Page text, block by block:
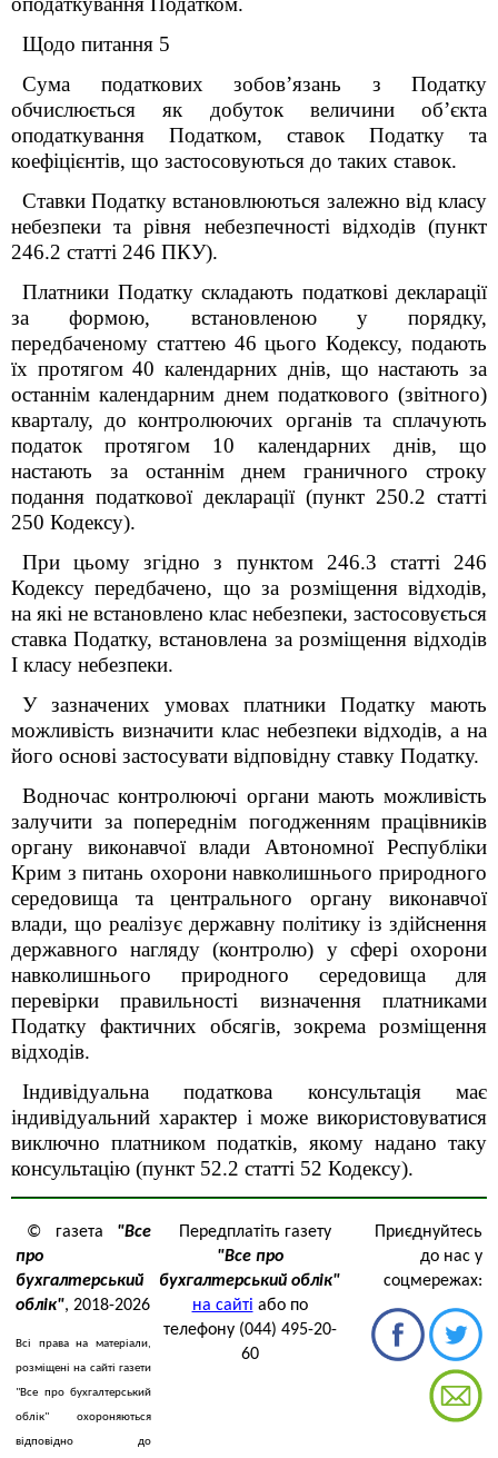
Щодо питання 5
Сума податкових зобов’язань з Податку
обчислюється як добуток величини об’єкта
оподаткування Податком, ставок Податку та
коефіцієнтів, що застосовуються до таких ставок.
Ставки Податку встановлюються залежно від класу
небезпеки та рівня небезпечності відходів (пункт
246.2 статті 246 ПКУ).
Платники Податку складають податкові декларації
за формою, встановленою у порядку,
передбаченому статтею 46 цього Кодексу, подають
їх протягом 40 календарних днів, що настають за
останнім календарним днем податкового (звітного)
кварталу, до контролюючих органів та сплачують
податок протягом 10 календарних днів, що
настають за останнім днем граничного строку
подання податкової декларації (пункт 250.2 статті
250 Кодексу).
При цьому згідно з пунктом 246.3 статті 246
Кодексу передбачено, що за розміщення відходів,
на які не встановлено клас небезпеки, застосовується
ставка Податку, встановлена за розміщення відходів
I класу небезпеки.
У зазначених умовах платники Податку мають
можливість визначити клас небезпеки відходів, а на
його основі застосувати відповідну ставку Податку.
Водночас контролюючі органи мають можливість
залучити за попереднім погодженням працівників
органу виконавчої влади Автономної Республіки
Крим з питань охорони навколишнього природного
середовища та центрального органу виконавчої
влади, що реалізує державну політику із здійснення
державного нагляду (контролю) у сфері охорони
навколишнього природного середовища для
перевірки правильності визначення платниками
Податку фактичних обсягів, зокрема розміщення
відходів.
Індивідуальна податкова консультація має
індивідуальний характер і може використовуватися
виключно платником податків, якому надано таку
консультацію (пункт 52.2 статті 52 Кодексу).
© газета "Все
про
бухгалтерський
облік", 2018-2026
Всі права на матеріали,
розміщені на сайті газети
"Все про бухгалтерський
облік" охороняються
відповідно до
Передплатіть газету
"Все про
бухгалтерський облік"
на сайті або по
телефону (044) 495-20-
60
Приєднуйтесь
до нас у
соцмережах: